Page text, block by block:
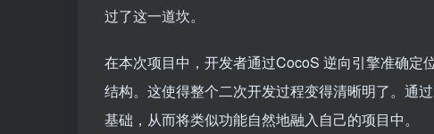
过了这一道坎。
在本次项目中，开发者通过CocoS 逆向引擎准确
结构。这使得整个二次开发过程变得清晰明了。通
基础，从而将类似功能自然地融入自己的项目中。